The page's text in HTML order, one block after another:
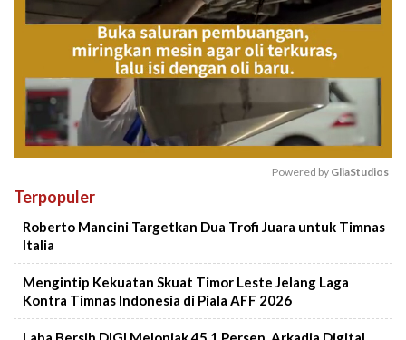
Powered by GliaStudios
Terpopuler
Roberto Mancini Targetkan Dua Trofi Juara untuk Timnas
Italia
Mengintip Kekuatan Skuat Timor Leste Jelang Laga
Kontra Timnas Indonesia di Piala AFF 2026